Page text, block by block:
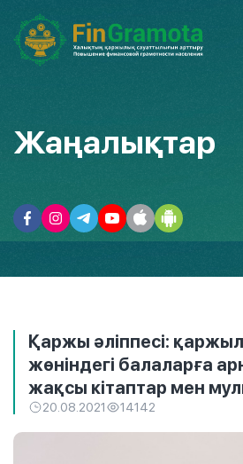
Жаңалықтар
Қаржы әліппесі:
жөніндегі балаларға
жақсы кітаптар мен
20.08.2021 14142